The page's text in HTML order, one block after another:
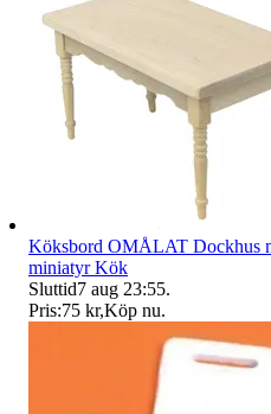
Köksbord OMÅLAT Dockhus
miniatyr Kök
Sluttid7 aug 23:55.
Pris:75 kr,Köp nu.